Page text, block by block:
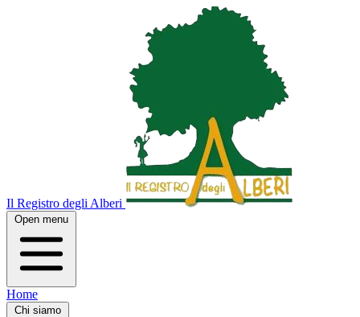
Il Registro degli Alberi
Open menu
Home
Chi siamo